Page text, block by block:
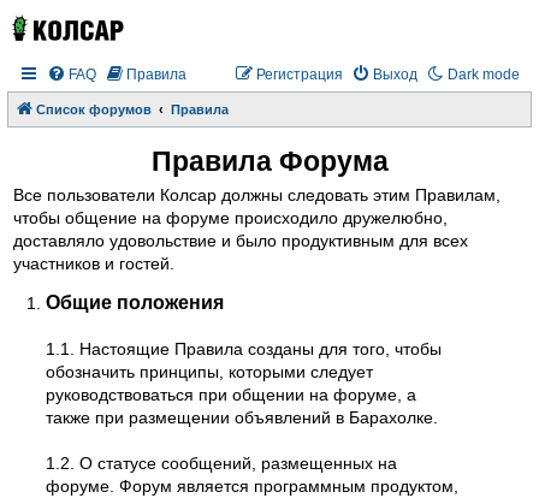
Dark mode
FAQ Правила Выход
Регистрация
Список форумов Правила
Правила Форума
Все пользователи Колсар должны следовать этим Правилам,
чтобы общение на форуме происходило дружелюбно,
доставляло удовольствие и было продуктивным для всех
участников и гостей.
Общие положения
1.1. Настоящие Правила созданы для того, чтобы
обозначить принципы, которыми следует
руководствоваться при общении на форуме, а
также при размещении объявлений в Барахолке.
1.2. О статусе сообщений, размещенных на
форуме. Форум является программным продуктом,